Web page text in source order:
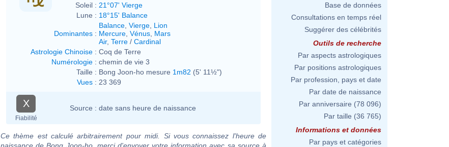
Soleil : 21°07' Vierge
Lune : 18°15' Balance
Dominantes :
Balance Vierge Lion
Mercure Vénus Mars
Air, Terre / Cardinal
Astrologie Chinoise : Coq de Terre
Numérologie : chemin de vie 3
Taille : Bong Joon-ho mesure 1m82 (5' 11½")
Vues : 23 369
X
Fiabilité
Source : date sans heure de naissance
Ce thème est calculé arbitrairement pour midi. Si vous connaissez l'heure de
naissance de Bong Joon-ho, merci d'envoyer votre information avec sa source à
Base de données
Consultations en temps réel
Suggérer des célébrités
Outils de recherche
Par aspects astrologiques
Par positions astrologiques
Par profession, pays et date
Par date de naissance
Par anniversaire (78 096)
Par taille (36 765)
Informations et données
Par pays et catégories